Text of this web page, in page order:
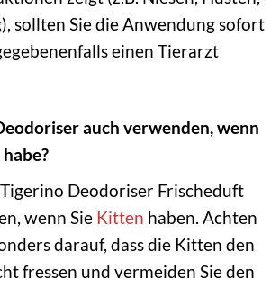
sollten Sie die Anwendung sofort
einen Tierarzt
auch verwenden, wenn
Tigerino Deodoriser Frischeduft
wenn Sie Kitten haben. Achten
darauf, dass die Kitten den
fressen und vermeiden Sie den